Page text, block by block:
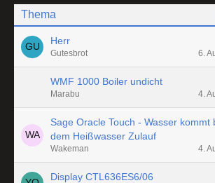
Thema
Herr
Gutesbrot 6.
WMF 1000 Boiler undicht
Marabu
4.
Sage Oracle Touch - Wasser kommt
dem Heißwasser Zulauf
Wakeman 4.
Display CTL636ES6/06